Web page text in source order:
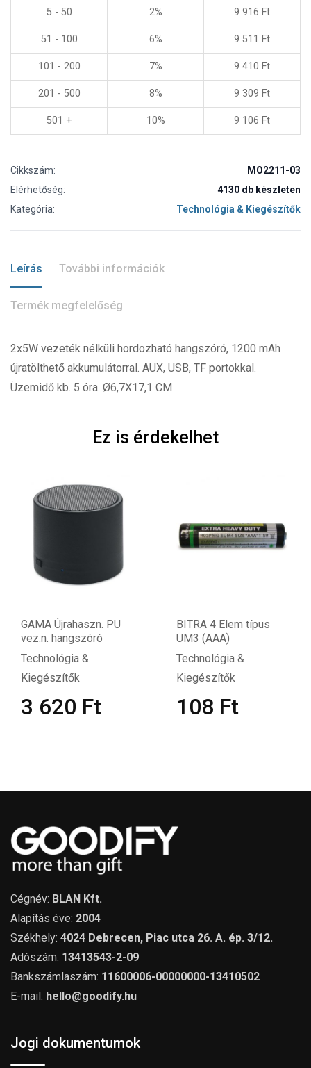
5 - 50 2% 9 916 Ft
51 - 100 6% 9 511 Ft
101 - 200 7% 9 410 Ft
201 - 500 8% 9 309 Ft
501 + 10% 9 106 Ft
Cikkszám:
MO2211-03
Elérhetőség:
4130 db készleten
Kategória:
Technológia & Kiegészítők
Leírás További információk
Termék megfelelőség
2x5W vezeték nélküli hordozható hangszóró, 1200 mAh
újratölthető akkumulátorral. AUX, USB, TF portokkal.
Üzemidő kb. 5 óra. Ø6,7X17,1 CM
Ez is érdekelhet
GAMA Újrahaszn. PU
vez.n. hangszóró
Technológia &
Kiegészítők
3 620 Ft
BITRA 4 Elem típus
UM3 (AAA)
Technológia &
Kiegészítők
108 Ft
Cégnév: BLAN Kft.
Alapítás éve: 2004
Székhely: 4024 Debrecen, Piac utca 26. A. ép. 3/12.
Adószám: 13413543-2-09
Bankszámlaszám: 11600006-00000000-13410502
E-mail: hello@goodify.hu
Jogi dokumentumok